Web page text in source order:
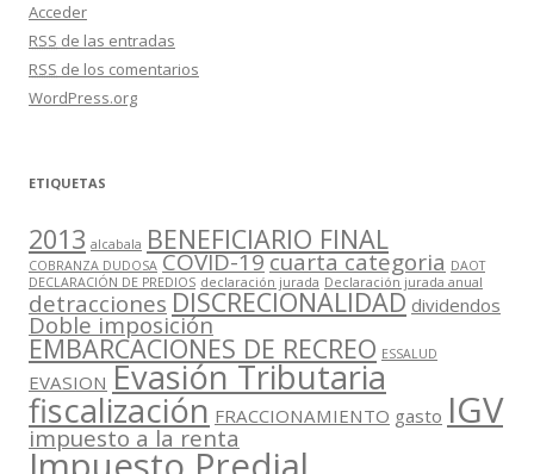
Acceder
RSS de las entradas
RSS de los comentarios
WordPress.org
ETIQUETAS
2013 alcabala BENEFICIARIO FINAL
COBRANZA DUDOSA COVID-19cuarta categoria DAOT
DECLARACIÓN DE PREDIOS declaración jurada Declaración jurada anual
detracciones DISCRECIONALIDAD dividendos
Doble imposición
EMBARCACIONES DE RECREO ESSALUD
EVASION Evasión Tributaria
fiscalización FRACCIONAMIENTO gasto IGV
impuesto a la renta